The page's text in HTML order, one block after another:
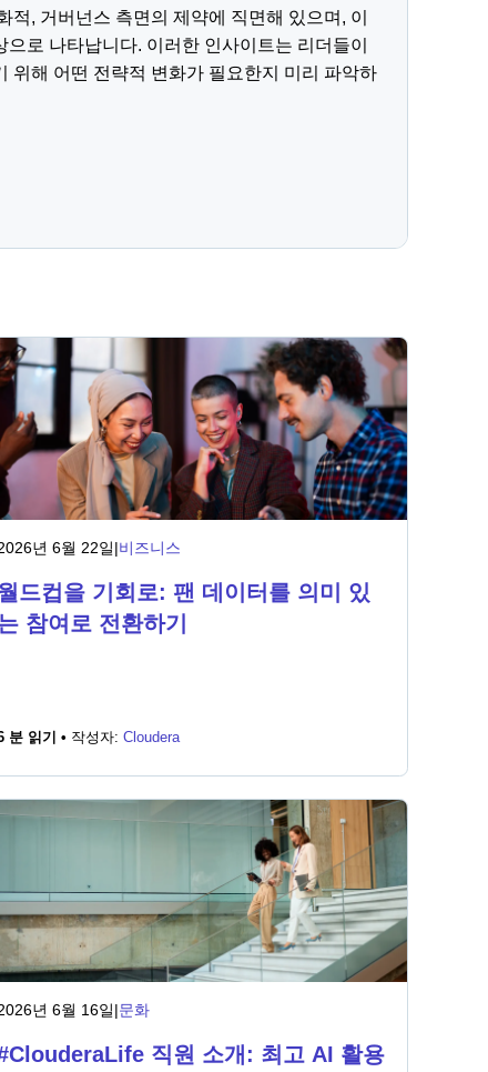
적, 거버넌스 측면의 제약에 직면해 있으며, 이
로 나타납니다. 이러한 인사이트는 리더들이
위해 어떤 전략적 변화가 필요한지 미리 파악하
년 6월 22일|비즈니스
드컵을 기회로: 팬 데이터를 의미 있
참여로 전환하기
분 읽기 • 작성자:Cloudera
년 6월 16일|문화
직원 소개: 최고 AI 활용